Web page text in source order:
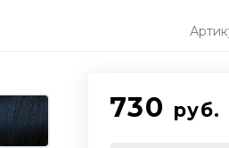
730 руб.